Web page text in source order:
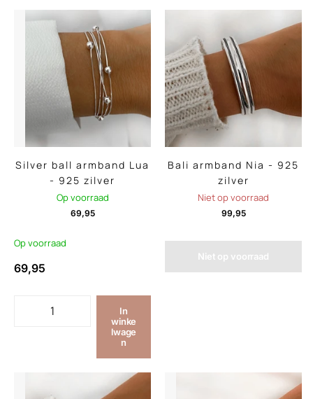
Silver ball armband Lua
- 925 zilver
Op voorraad
69,95
Op voorraad
69,95
In
winke
lwage
n
Bali armband Nia - 925
zilver
Niet op voorraad
99,95
Niet op voorraad